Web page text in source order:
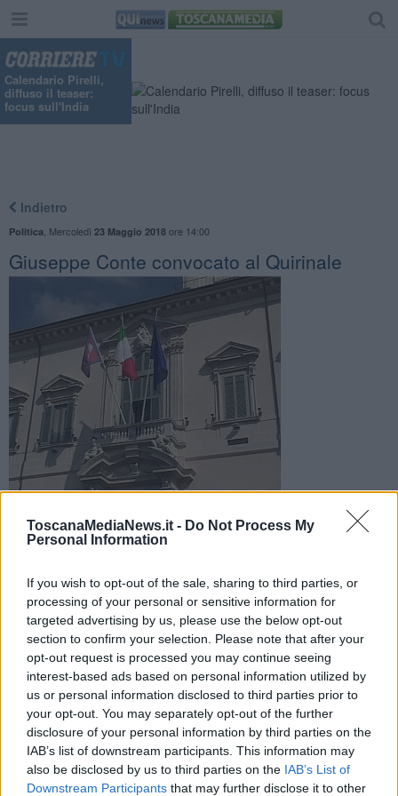
ToscanaMediaNews.it - Do Not Process My
Personal Information
If you wish to opt-out of the sale, sharing to third parties, or
processing of your personal or sensitive information for
targeted advertising by us, please use the below opt-out
section to confirm your selection. Please note that after your
opt-out request is processed you may continue seeing
interest-based ads based on personal information utilized by
us or personal information disclosed to third parties prior to
your opt-out. You may separately opt-out of the further
disclosure of your personal information by third parties on the
IAB’s list of downstream participants. This information may
also be disclosed by us to third parties on the IAB’s List of
Downstream Participants that may further disclose it to other
Calendario Pirelli,
diffuso il teaser:
focus sull'India
Indietro
Politica Mercoledì 23 Maggio 2018ore 14:00
Giuseppe Conte convocato al Quirinale
Il giurista proposto come premier da M5S e Lega è stato
chiamato al Colle dal presidente della Repubblica Sergio
Mattarella
ROMA —Il presidente della repubblica Mattarella ha rotto gli
indugi: dopo 48 ore di polemiche infuocate sul nome di Giuseppe
Conte, i suoi curricula, la sua situazione fiscale e i rapporti
intrattenuti in veste di avvocato pro bono con la famiglia di una
bambina a suo tempo sottoposta alla terapia Stamina, il docente
dell'Università di Firenze è stato convocato al Quirinale per le
17.30, per la soddisfazione dei leader del Movimento 5 Stelle e
della Lega Di Maio e Salvini che due giorni fa lo avevano proposto